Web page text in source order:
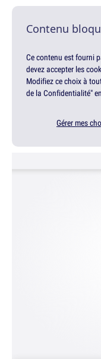
Contenu
Ce contenu est fourni
devez accepter les
Modifiez ce choix à
de la Confidentialité"
Gérer mes